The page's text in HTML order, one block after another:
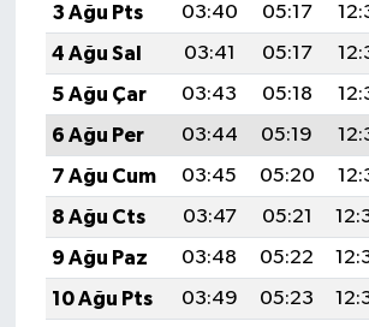
3 Ağu Pts
03:40 05:17
4 Ağu Sal
03:41 05:17
5 Ağu Çar
03:43 05:18
6 Ağu Per
03:44 05:19
7 Ağu Cum
03:45 05:20
8 Ağu Cts
03:47 05:21
9 Ağu Paz
03:48 05:22
10 Ağu Pts
03:49 05:23